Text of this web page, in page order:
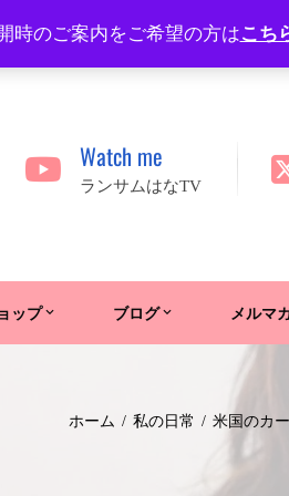
時のご案内をご希望の方はこち
Watch me
ランサムはなTV
ップ ブログ メルマ
ホーム 私の日常 米国のカ